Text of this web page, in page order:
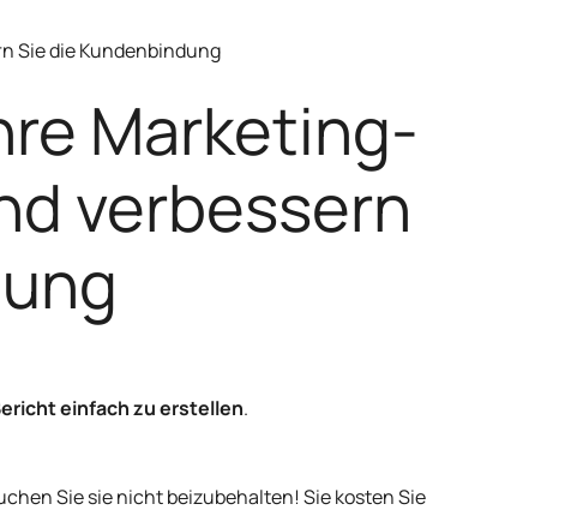
Sie die Kundenbindung
Marketing-
verbessern
einfach zu erstellen.
Sie sie nicht beizubehalten! Sie kosten Sie